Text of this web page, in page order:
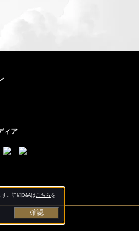
ィア
。詳細Q&Aは こちらを
確認